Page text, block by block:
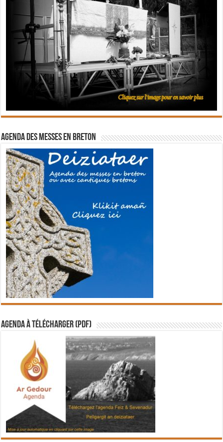
Agenda des messes en breton
Agenda à télécharger (PDF)